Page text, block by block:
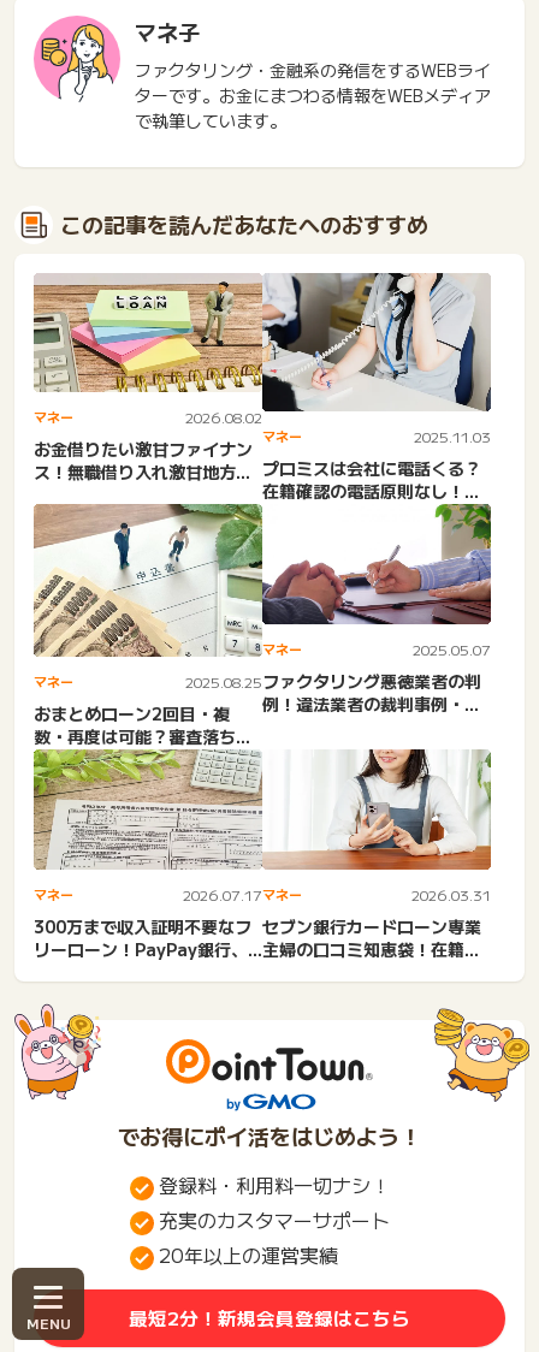
マネ子
ファクタリング・金融系の発信をするWEBライ
ターです。お金にまつわる情報をWEBメディア
で執筆しています。
この記事を読んだあなたへのおすすめ
マネー 2026.08.02
お金借りたい激甘ファイナン
ス！無職借り入れ激甘地方銀
険。...
マネー 2025.11.03
プロミスは会社に電話くる？
在籍確認の電話原則なし！怖
い。迷惑？しつこい？プロ
マネー 2025.08.25
おまとめローン2回目・複
数・再度は可能？審査落ち
た。おまとめローン中におま
とめ...
マネー 2025.05.07
ファクタリング悪徳業者の判
例！違法業者の裁判事例・事
マネー 2026.07.17
300万まで収入証明不要なフ
リーローン！PayPay銀行、
マネー 2026.03.31
セブン銀行カードローン専業
主婦の口コミ知恵袋！在籍確
でお得にポイ活をはじめよう！
登録料・利用料一切ナシ！
充実のカスタマーサポート
20年以上の運営実績
最短2分！新規会員登録はこちら